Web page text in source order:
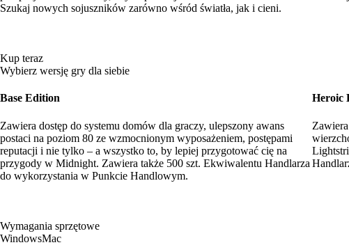
Szukaj nowych sojuszników zarówno wśród światła, jak i cieni.
Kup teraz
Wybierz wersję gry dla siebie
Base Edition
Zawiera dostęp do systemu domów dla graczy, ulepszony awans
postaci na poziom 80 ze wzmocnionym wyposażeniem, postępami
reputacji i nie tylko – a wszystko to, by lepiej przygotować cię na
przygody w Midnight. Zawiera także 500 szt. Ekwiwalentu Handlarza
do wykorzystania w Punkcie Handlowym.
Heroic
Wymagania sprzętowe
WindowsMac